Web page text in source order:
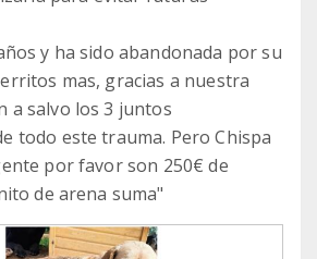
y ha sido abandonada por su
mas, gracias a nuestra
a salvo los 3 juntos
todo este trauma. Pero Chispa
por favor son 250€ de
de arena suma"